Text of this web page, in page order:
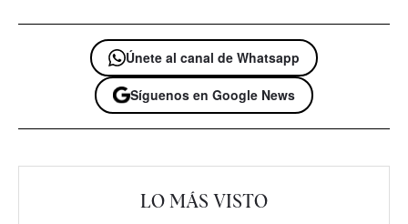
Únete al canal de Whatsapp
Síguenos en Google News
LO MÁS VISTO